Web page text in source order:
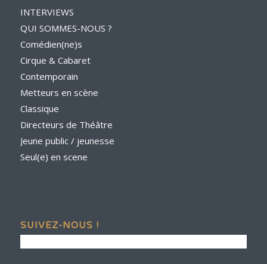
INTERVIEWS
QUI SOMMES-NOUS ?
Comédien(ne)s
Cirque & Cabaret
Contemporain
Metteurs en scène
Classique
Directeurs de Théâtre
Jeune public / jeunesse
Seul(e) en scene
SUIVEZ-NOUS !